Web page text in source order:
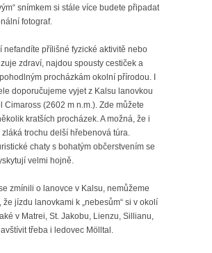
snímkem si stále více budete připadat
fotograf.
nefandíte přílišné fyzické aktivitě nebo
zdraví, najdou spousty cestiček a
procházkám okolní přírodou. I
doporučujeme vyjet z Kalsu lanovkou
Cimaross (2602 m n.m.). Zde můžete
kratších procházek. A možná, že i
trochu delší hřebenová túra.
chaty s bohatým občerstvením se
velmi hojně.
zmínili o lanovce v Kalsu, nemůžeme
že jízdu lanovkami k „nebesům“ si v okolí
v Matrei, St. Jakobu, Lienzu, Sillianu,
třeba i ledovec Mölltal.